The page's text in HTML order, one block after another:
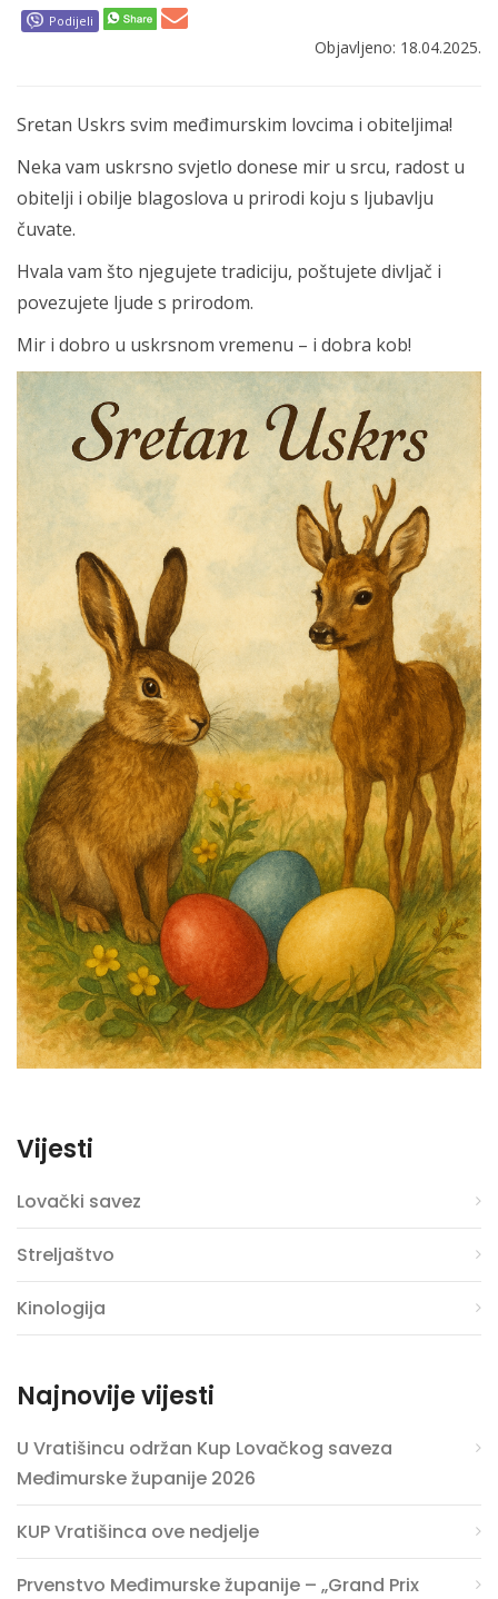
Podijeli
Objavljeno: 18.04.2025.
Sretan Uskrs svim međimurskim lovcima i obiteljima!
Neka vam uskrsno svjetlo donese mir u srcu, radost u
obitelji i obilje blagoslova u prirodi koju s ljubavlju
čuvate.
Hvala vam što njegujete tradiciju, poštujete divljač i
povezujete ljude s prirodom.
Mir i dobro u uskrsnom vremenu – i dobra kob!
Vijesti
Lovački savez
Streljaštvo
Kinologija
Najnovije vijesti
U Vratišincu održan Kup Lovačkog saveza
Međimurske županije 2026
KUP Vratišinca ove nedjelje
Prvenstvo Međimurske županije – „Grand Prix